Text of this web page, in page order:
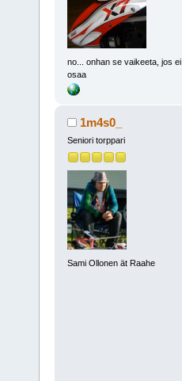
no... onhan se vaikeeta, jos ei
osaa
1m4s0_
Seniori torppari
Sami Ollonen ät Raahe